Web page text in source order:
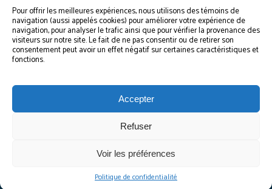
Pour offrir les meilleures expériences, nous utilisons des témoins de
navigation (aussi appelés cookies) pour améliorer votre expérience de
navigation, pour analyser le trafic ainsi que pour vérifier la provenance des
visiteurs sur notre site. Le fait de ne pas consentir ou de retirer son
consentement peut avoir un effet négatif sur certaines caractéristiques et
fonctions.
Accepter
Refuser
Voir les préférences
Politique de confidentialité
PORTAIL PARENTS
PLAINTE – SERVICE À L’ÉLÈVE
POLITIQUE DE CONFIDENTIALITÉ
Le CSSMI autorise certaines intelligences artificielles contrôlées et sécurisées.
été utilisés pour soutenir la rédaction de ce contenu.